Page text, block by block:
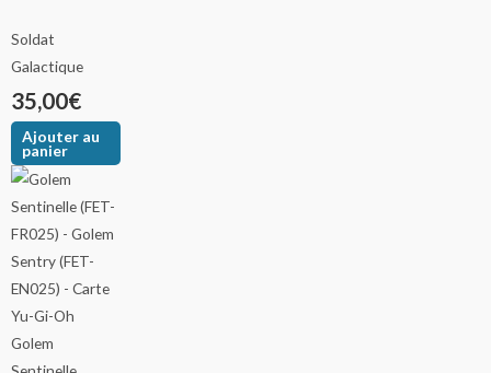
Soldat
Galactique
35,00€
Ajouter au
panier
Golem